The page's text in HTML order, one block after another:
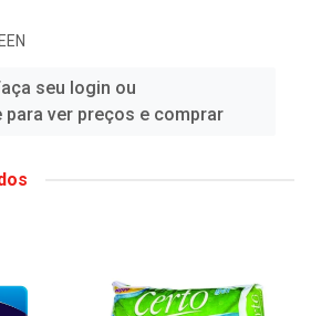
seu login ou
para ver preços e comprar